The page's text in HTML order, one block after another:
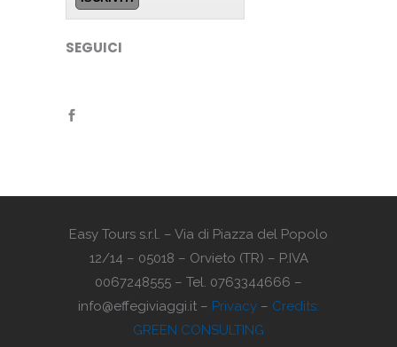
SEGUICI
Easy Tours s.r.l. – Via di Piazza del Popolo
12/14 – 05018 – Orvieto (TR) – P.IVA
0067248555 – Tel. 0763344666 –
info@effegiviaggi.it – Privacy – Credits:
GREEN CONSULTING